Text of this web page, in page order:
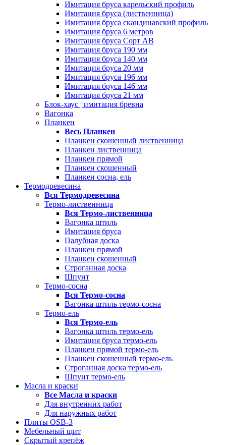
Имитация бруса карельский профиль
Имитация бруса (лиственница)
Имитация бруса скандинавский профиль
Имитация бруса 6 метров
Имитация бруса Сорт АВ
Имитация бруса 190 мм
Имитация бруса 140 мм
Имитация бруса 20 мм
Имитация бруса 196 мм
Имитация бруса 146 мм
Имитация бруса 21 мм
Блок-хаус | имитация бревна
Вагонка
Планкен
Весь Планкен
Планкен скошенный лиственница
Планкен лиственница
Планкен прямой
Планкен скошенный
Планкен сосна, ель
Термодревесина
Вся Термодревесина
Термо-лиственница
Вся Термо-лиственница
Вагонка штиль
Имитация бруса
Палубная доска
Планкен прямой
Планкен скошенный
Строганная доска
Шпунт
Термо-сосна
Вся Термо-сосна
Вагонка штиль термо-сосна
Термо-ель
Вся Термо-ель
Вагонка штиль термо-ель
Имитация бруса термо-ель
Планкен прямой термо-ель
Планкен скошенный термо-ель
Строганная доска термо-ель
Шпунт термо-ель
Масла и краски
Все Масла и краски
Для внутренних работ
Для наружных работ
Плиты OSB-3
Мебельный щит
Скрытый крепёж